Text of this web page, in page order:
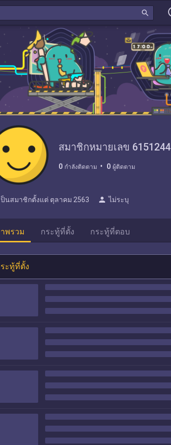
search
สมาชิกหมายเลข 6151244
0 กำลังติดตาม 0 ผู้ติดตาม
ป็นสมาชิกตั้งแต่ ตุลาคม 2563 person ไม่ระบุ
พรวม กระทู้ที่ตั้ง กระทู้ที่ตอบ
ะทู้ที่ตั้ง